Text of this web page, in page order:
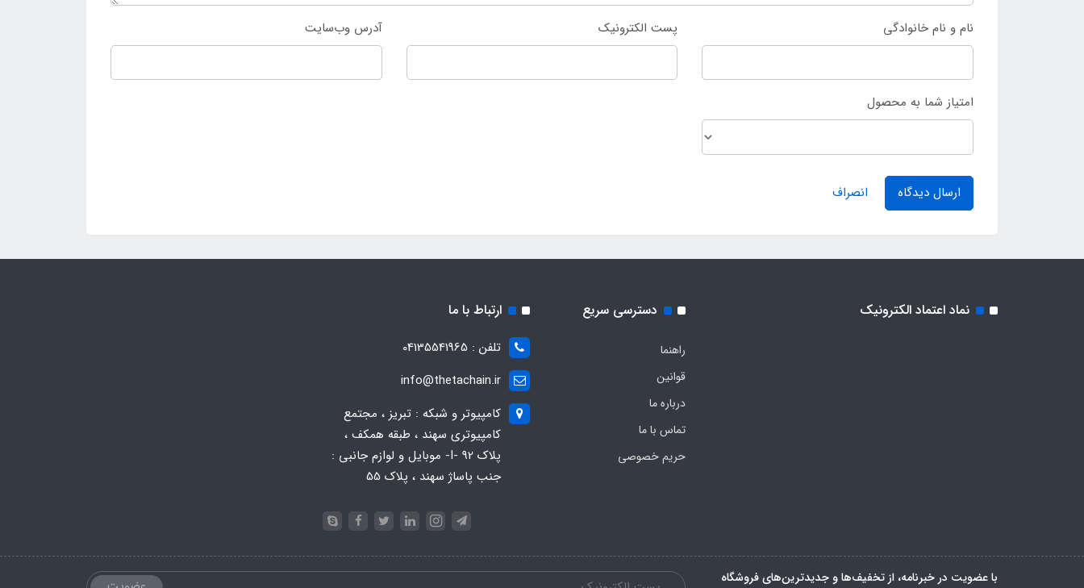
نام و نام خانوادگی پست الکترونیک آدرس وب‌سایت
امتیاز شما به محصول
ارسال دیدگاه انصراف
نماد اعتماد الکترونیک دسترسی سریع
راهنما
قوانین
درباره ما
تماس با ما
حریم خصوصی
ارتباط با ما
تلفن : 04135541965
info@thetachain.ir
کامپیوتر و شبکه : تبریز ، مجتمع
کامپیوتری سهند ، طبقه همکف ،
پلاک 92 -I- موبایل و لوازم جانبی :
جنب پاساژ سهند ، پلاک 55
با عضویت در خبرنامه، از تخفیف‌ها و جدیدترین‌های فروشگاه